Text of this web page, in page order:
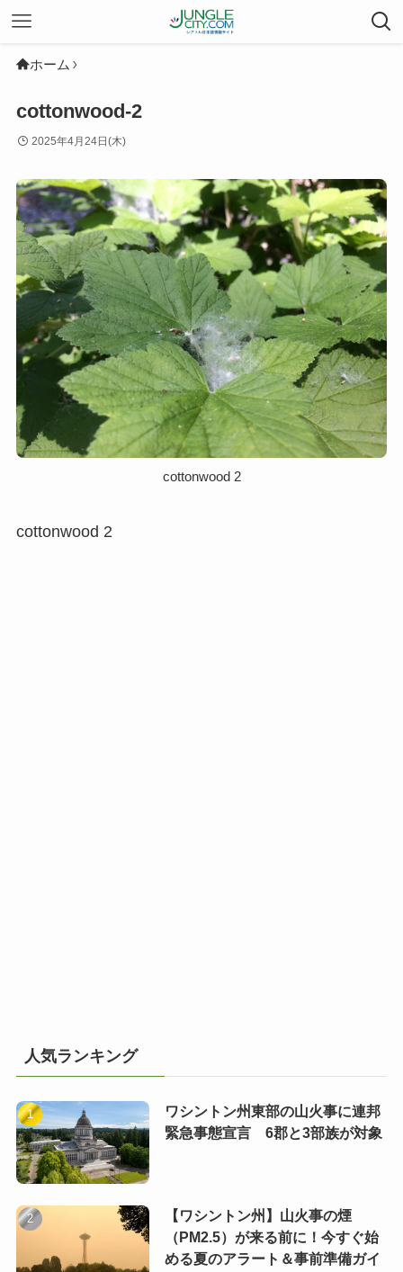
ホーム
cottonwood-2
2025年4月24日(木)
cottonwood 2
cottonwood 2
人気ランキング
ワシントン州東部の山火事に連邦
緊急事態宣言 6郡と3部族が対象
【ワシントン州】山火事の煙
（PM2.5）が来る前に！今すぐ始
める夏のアラート＆事前準備ガイ